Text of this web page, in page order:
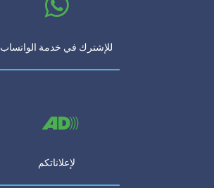
للإشترك في خدمة الواتساب
لإعلاناتكم